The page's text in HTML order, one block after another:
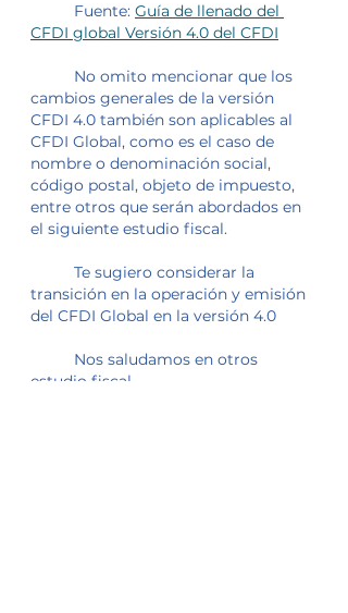
	Fuente:
Guía de llenado del
CFDI global Versión 4.0 del CFDI
cambios generales de la versión
CFDI 4.0 también son aplicables al
CFDI Global, como es el caso de
nombre o denominación social,
código postal, objeto de impuesto,
entre otros que serán abordados en
el siguiente estudio fiscal.
transición en la operación y emisión
del CFDI Global en la versión 4.0
estudio fiscal.